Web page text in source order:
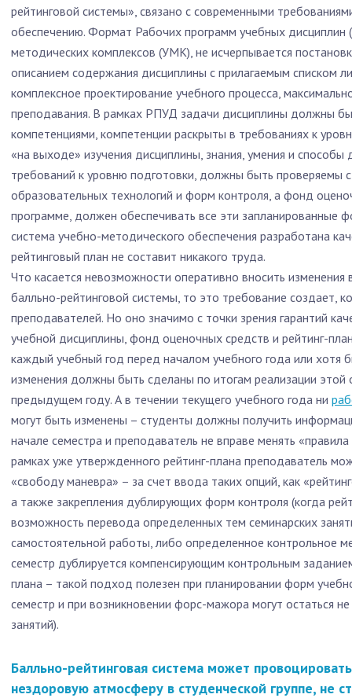
рейтинговой системы», связано с современными
обеспечению. Формат Рабочих программ учебных
методических комплексов (УМК), не исчерпывается
описанием содержания дисциплины с прилагаемым списком
комплексное проектирование учебного процесса,
преподавания. В рамках РПУД задачи дисциплины должны
компетенциями, компетенции раскрыты в требованиях к
«на выходе» изучения дисциплины, знания, умения и
требований к уровню подготовки, должны быть проверяемы
образовательных технологий и форм контроля, а фонд
программе, должен обеспечивать все эти запланированные
система учебно-методического обеспечения разработана
рейтинговый план не составит никакого труда.
Что касается невозможности оперативно вносить
балльно-рейтинговой системы, то это требование создает,
преподавателей. Но оно значимо с точки зрения гарантий
учебной дисциплины, фонд оценочных средств и рейтинг-
каждый учебный год перед началом учебного года или хотя
изменения должны быть сделаны по итогам реализации
предыдущем году. А в течении текущего учебного года ни
могут быть изменены – студенты должны получить
начале семестра и преподаватель не вправе менять
рамках уже утвержденного рейтинг-плана преподаватель
«свободу маневра» – за счет ввода таких опций, как
а также закрепления дублирующих форм контроля (когда
возможность перевода определенных тем семинарских
самостоятельной работы, либо определенное контрольное
семестр дублируется компенсирующим контрольным
плана – такой подход полезен при планировании форм
семестр и при возникновении форс-мажора могут остаться
занятий).
Балльно-рейтинговая система может
нездоровую атмосферу в студенческой группе, не